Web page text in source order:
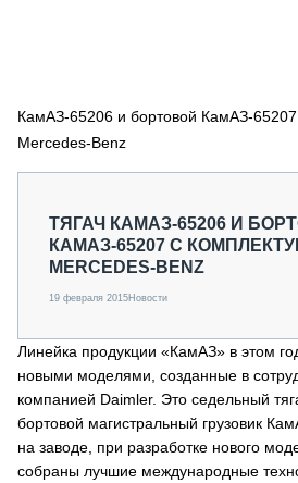
СПЕЦПРОЕКТЫ
МЕРОПРИЯТИЯ
СТАТЬИ ПО КАТЕГОРИЯМ
КамАЗ-65206 и бортовой КамАЗ-
Merсеdes-Benz
ТЯГАЧ КАМАЗ-65206 И
КАМАЗ-65207 С
MERСЕDES-BENZ
19 февраля 2015Новости
Линейка продукции «КамАЗ» в этом
новыми моделями, созданные в
компанией Daimler. Это седельный
бортовой магистральный грузовик
на заводе, при разработке нового
собраны лучшие международные